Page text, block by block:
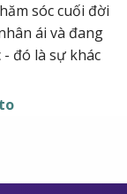
sóc cuối đời
ái và đang
đó là sự khác